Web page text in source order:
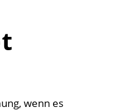
wenn es